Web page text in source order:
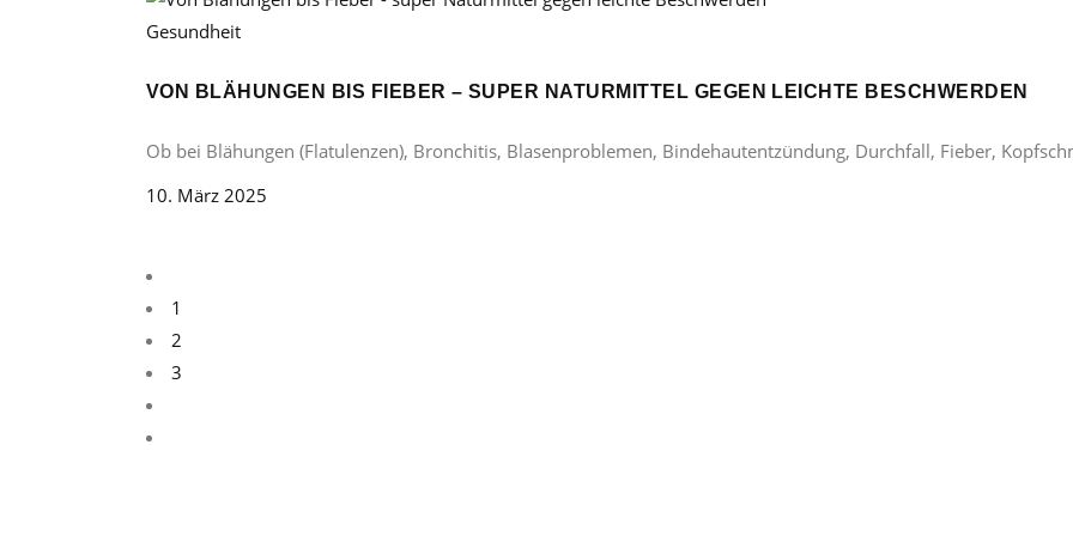
Gesundheit
VON BLÄHUNGEN BIS FIEBER – SUPER NATURMITTEL GEGEN LEICHTE BESCHWERDEN
Ob bei Blähungen (Flatulenzen), Bronchitis, Blasenproblemen, Bindehautentzündung, Durchfall, Fieber,
10. März 2025
1
2
3